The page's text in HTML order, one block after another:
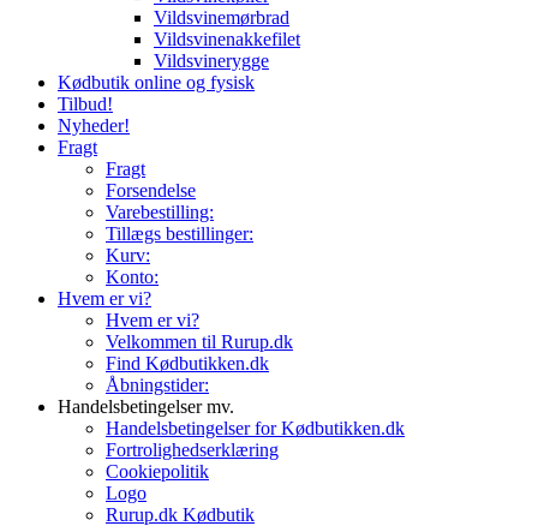
Vildsvinemørbrad
Vildsvinenakkefilet
Vildsvinerygge
Kødbutik online og fysisk
Tilbud!
Nyheder!
Fragt
Fragt
Forsendelse
Varebestilling:
Tillægs bestillinger:
Kurv:
Konto:
Hvem er vi?
Hvem er vi?
Velkommen til Rurup.dk
Find Kødbutikken.dk
Åbningstider:
Handelsbetingelser mv.
Handelsbetingelser for Kødbutikken.dk
Fortrolighedserklæring
Cookiepolitik
Logo
Rurup.dk Kødbutik